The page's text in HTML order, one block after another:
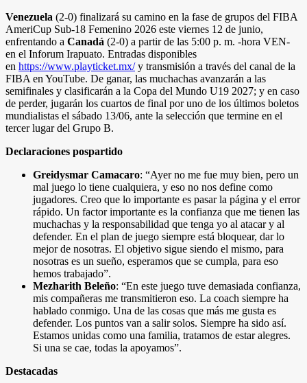
Venezuela (2-0) finalizará su camino en la fase de grupos del FIBA
AmeriCup Sub-18 Femenino 2026 este viernes 12 de junio,
enfrentando a Canadá (2-0) a partir de las 5:00 p. m. -hora VEN-
en el Inforum Irapuato. Entradas disponibles
en https://www.playticket.mx/y transmisión a través del canal de la
FIBA en YouTube. De ganar, las muchachas avanzarán a las
semifinales y clasificarán a la Copa del Mundo U19 2027; y en caso
de perder, jugarán los cuartos de final por uno de los últimos boletos
mundialistas el sábado 13/06, ante la selección que termine en el
tercer lugar del Grupo B.
Declaraciones pospartido
Greidysmar Camacaro: “Ayer no me fue muy bien, pero un
mal juego lo tiene cualquiera, y eso no nos define como
jugadores. Creo que lo importante es pasar la página y el error
rápido. Un factor importante es la confianza que me tienen las
muchachas y la responsabilidad que tenga yo al atacar y al
defender. En el plan de juego siempre está bloquear, dar lo
mejor de nosotras. El objetivo sigue siendo el mismo, para
nosotras es un sueño, esperamos que se cumpla, para eso
hemos trabajado”.
Mezharith Beleño: “En este juego tuve demasiada confianza,
mis compañeras me transmitieron eso. La coach siempre ha
hablado conmigo. Una de las cosas que más me gusta es
defender. Los puntos van a salir solos. Siempre ha sido así.
Estamos unidas como una familia, tratamos de estar alegres.
Si una se cae, todas la apoyamos”.
Destacadas